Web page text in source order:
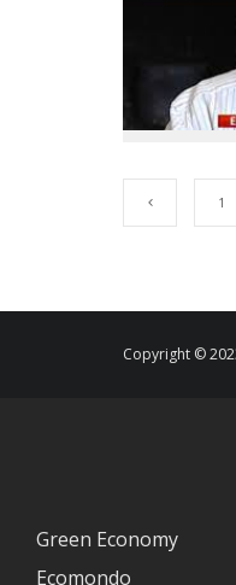
1
Copyright ©
Green Economy
Ecomondo